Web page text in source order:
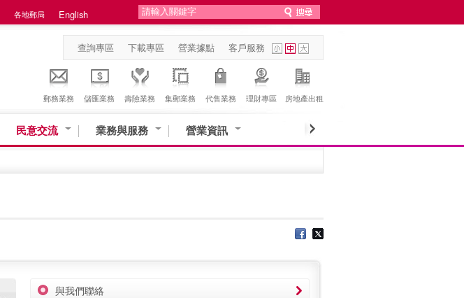
各地郵局 English
查詢專區 下載專區 營業據點 客戶服務
郵務業務 儲匯業務 壽險業務 集郵業務 代售業務 理財專區 房地產出租
民意交流 業務與服務 營業資訊
與我們聯絡